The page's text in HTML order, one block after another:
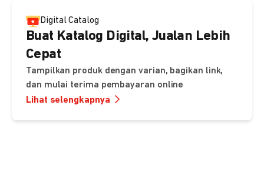
Digital Catalog
Buat Katalog Digital, Jualan Lebih
Cepat
Tampilkan produk dengan varian, bagikan link,
dan mulai terima pembayaran online
Lihat selengkapnya